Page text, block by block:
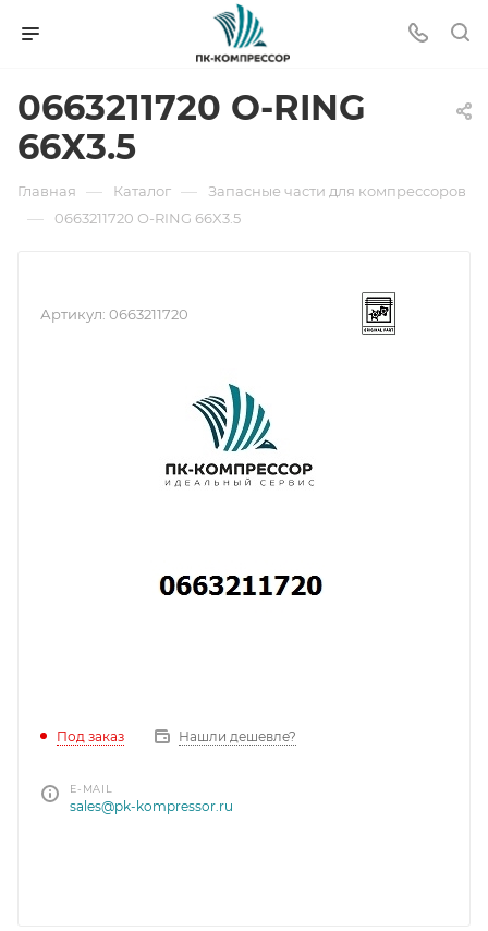
0663211720 O-RING
66X3.5
Главная — Каталог — Запасные части для компрессоров
— 0663211720 O-RING 66X3.5
Артикул: 0663211720
Под заказ Нашли дешевле?
E-MAIL
sales@pk-kompressor.ru